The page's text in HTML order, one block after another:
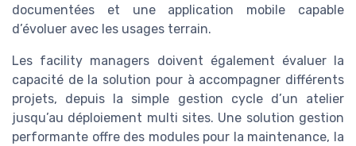
documentées et une application mobile capable
d’évoluer avec les usages terrain.
Les facility managers doivent également évaluer la
capacité de la solution pour à accompagner différents
projets, depuis la simple gestion cycle d’un atelier
jusqu’au déploiement multi sites. Une solution gestion
performante offre des modules pour la maintenance, la